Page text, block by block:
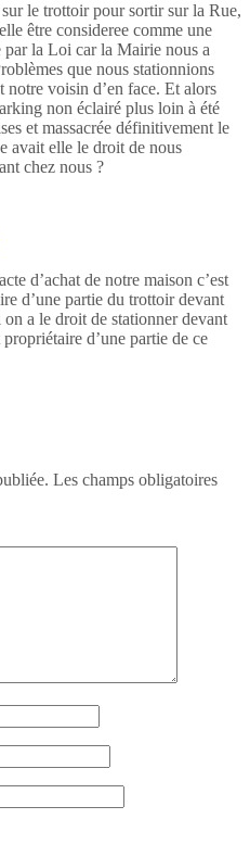
le trottoir pour sortir sur la Rue,
être consideree comme une
par la Loi car la Mairie nous a
que nous stationnions
notre voisin d’en face. Et alors
non éclairé plus loin à été
et massacrée définitivement le
avait elle le droit de nous
chez nous ?
d’achat de notre maison c’est
d’une partie du trottoir devant
on a le droit de stationner devant
d’une partie de ce
Les champs obligatoires